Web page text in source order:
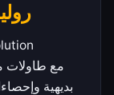
بديهية